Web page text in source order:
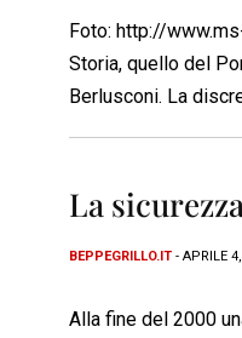
Foto: http://
Storia, quello del
Berlusconi. La
La
BEPPEGRILLO.IT - APRILE
Alla fine del 2000